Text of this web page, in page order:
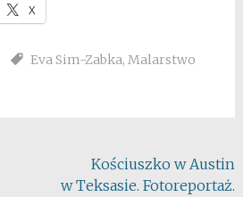
X
Eva Sim-Zabka, Malarstwo
Kościuszko w Austin
w Teksasie. Fotoreportaż.